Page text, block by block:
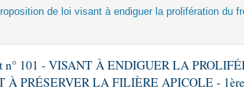
de loi visant à endiguer la prolifération du
n° 101 - VISANT À ENDIGUER LA
PRÉSERVER LA FILIÈRE APICOLE - 1ère